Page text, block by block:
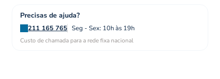
Precisas de ajuda?
211 165 765 Seg - Sex: 10h às 19h
Custo de chamada para a rede fixa nacional